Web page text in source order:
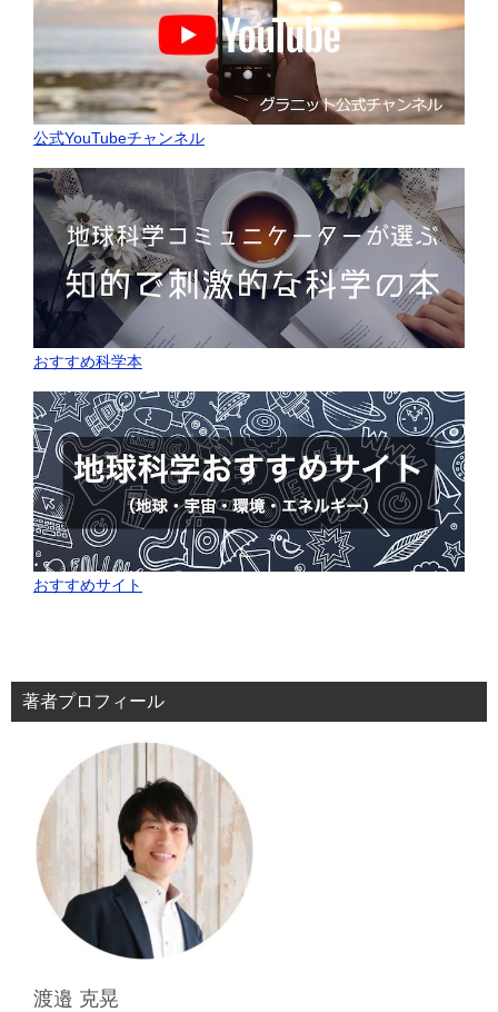
公式YouTubeチャンネル
おすすめ科学本
おすすめサイト
著者プロフィール
渡邉 克晃